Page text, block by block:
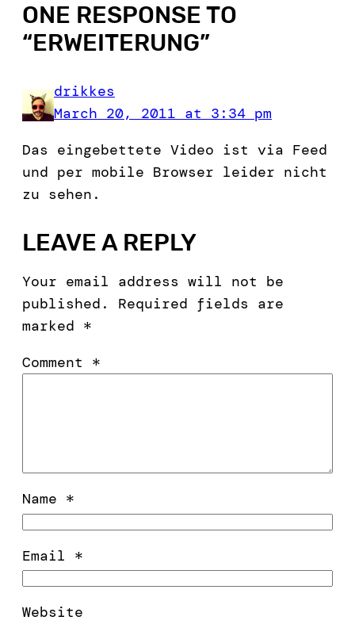
ONE RESPONSE TO
“ERWEITERUNG”
drikkes
March 20, 2011 at 3:34 pm
Das eingebettete Video ist via Feed
und per mobile Browser leider nicht
zu sehen.
LEAVE A REPLY
Your email address will not be
published.
Required fields are
marked *
Comment *
Name *
Email *
Website